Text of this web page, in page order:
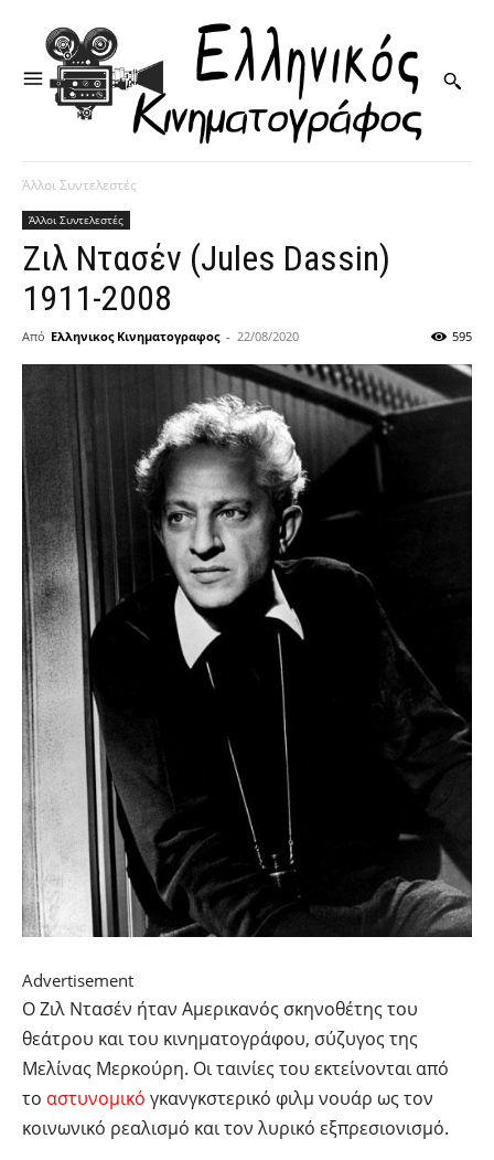
Άλλοι Συντελεστές
Άλλοι Συντελεστές
Ζιλ Ντασέν (Jules Dassin)
1911-2008
Από Ελληνικος Κινηματογραφος - 22/08/2020 595
Advertisement
Ο Ζιλ Ντασέν ήταν Αμερικανός σκηνοθέτης του
θεάτρου και του κινηματογράφου, σύζυγος της
Μελίνας Μερκούρη. Οι ταινίες του εκτείνονται από
το αστυνομικό γκανγκστερικό φιλμ νουάρ ως τον
κοινωνικό ρεαλισμό και τον λυρικό εξπρεσιονισμό.